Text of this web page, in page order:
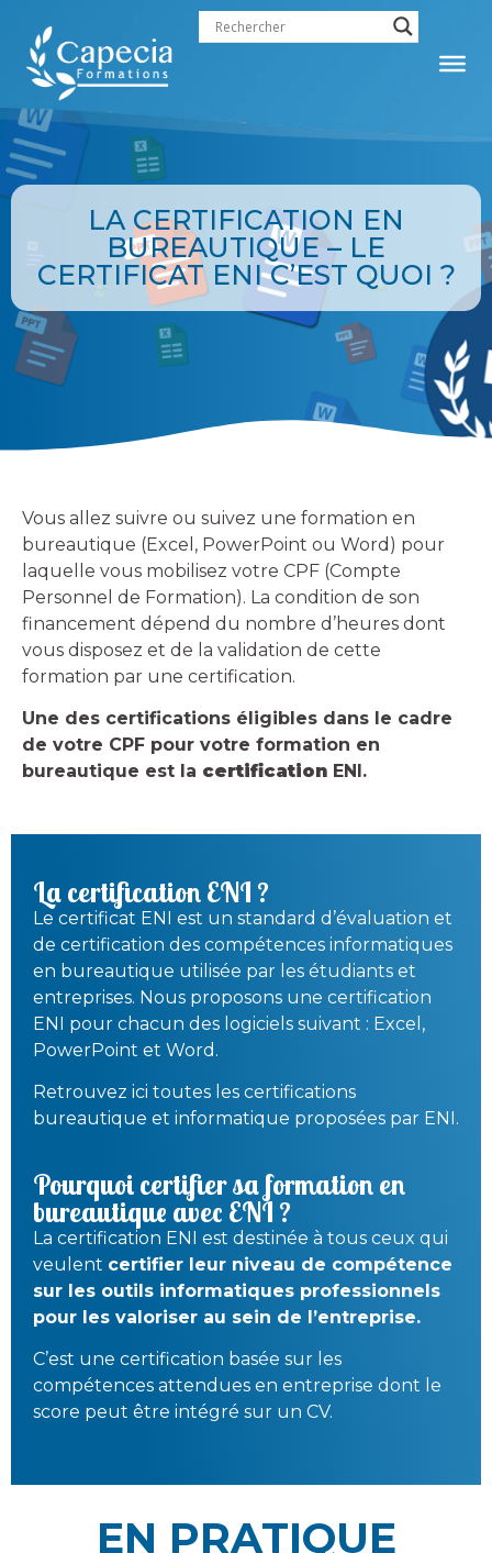
LA CERTIFICATION EN
BUREAUTIQUE – LE
CERTIFICAT ENI C’EST QUOI ?
Vous allez suivre ou suivez une formation en
bureautique (Excel, PowerPoint ou Word) pour
laquelle vous mobilisez votre CPF (Compte
Personnel de Formation). La condition de son
financement dépend du nombre d’heures dont
vous disposez et de la validation de cette
formation par une certification.
Une des certifications éligibles dans le cadre
de votre CPF pour votre formation en
bureautique est la certification ENI.
La certification ENI ?
Le certificat ENI est un standard d’évaluation et
de certification des compétences informatiques
en bureautique utilisée par les étudiants et
entreprises. Nous proposons une certification
ENI pour chacun des logiciels suivant : Excel,
PowerPoint et Word.
Retrouvez ici toutes les certifications
bureautique et informatique proposées par ENI.
Pourquoi certifier sa formation en
bureautique avec ENI ?
La certification ENI est destinée à tous ceux qui
veulent certifier leur niveau de compétence
sur les outils informatiques professionnels
pour les valoriser au sein de l’entreprise.
C’est une certification basée sur les
compétences attendues en entreprise dont le
score peut être intégré sur un CV.
EN PRATIQUE